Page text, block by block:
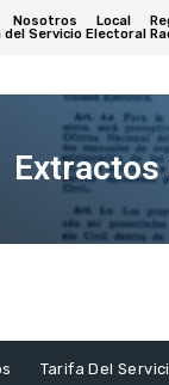
Nosotros Local
del Servicio Electoral
Extracto
Tarifa Del